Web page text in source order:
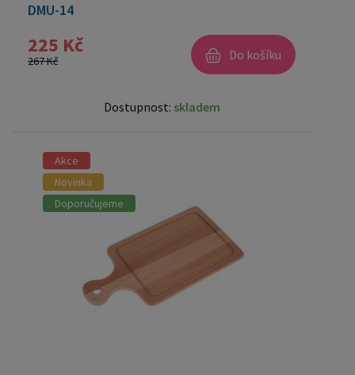
DMU-14
225 Kč
267 Kč Do košíku
Dostupnost: skladem
Akce
Novinka
Doporučujeme